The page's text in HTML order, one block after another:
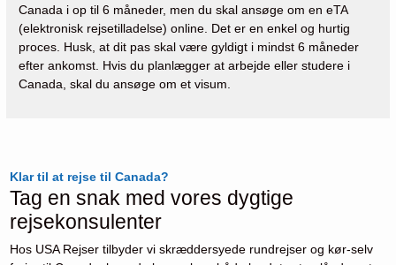
Canada i op til 6 måneder, men du skal ansøge om en eTA
(elektronisk rejsetilladelse) online. Det er en enkel og hurtig
proces. Husk, at dit pas skal være gyldigt i mindst 6 måneder
efter ankomst. Hvis du planlægger at arbejde eller studere i
Canada, skal du ansøge om et visum.
Klar til at rejse til Canada?
Tag en snak med vores dygtige
rejsekonsulenter
Hos USA Rejser tilbyder vi skræddersyede rundrejser og kør-selv